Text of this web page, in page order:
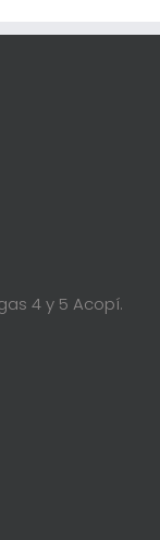
4 y 5 Acopí.